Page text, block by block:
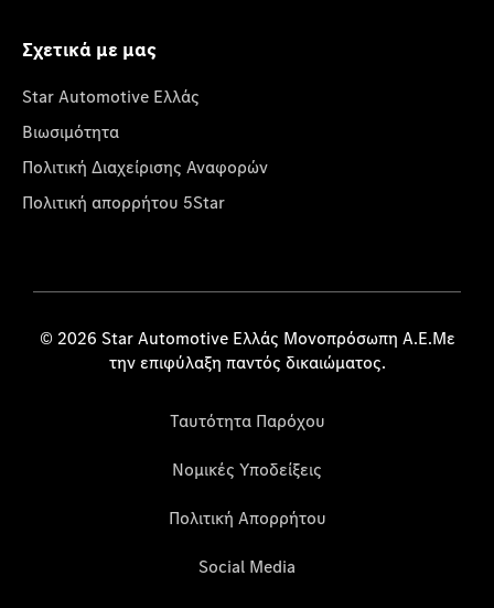
Σχετικά με μας
Star Automotive Ελλάς
Βιωσιμότητα
Πολιτική Διαχείρισης Αναφορών
Πολιτική απορρήτου 5Star
© 2026 Star Automotive Ελλάς Μονοπρόσωπη Α.Ε.Με
την επιφύλαξη παντός δικαιώματος.
Ταυτότητα Παρόχου
Νομικές Υποδείξεις
Πολιτική Απορρήτου
Social Media